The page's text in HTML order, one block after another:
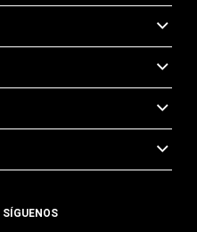
SÍGUENOS